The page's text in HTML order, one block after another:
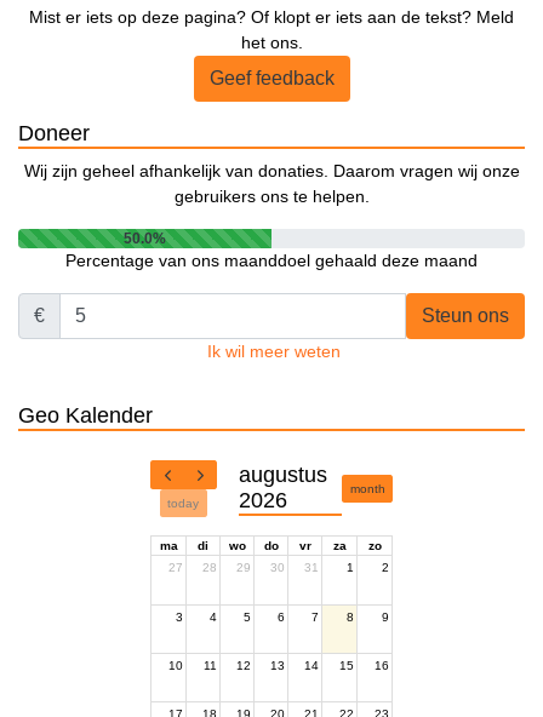
Mist er iets op deze pagina? Of klopt er iets aan de tekst? Meld
het ons.
Geef feedback
Doneer
Wij zijn geheel afhankelijk van donaties. Daarom vragen wij onze
gebruikers ons te helpen.
50.0%
Percentage van ons maanddoel gehaald deze maand
€ Steun ons
Ik wil meer weten
Geo Kalender
today
augustus
2026
month
ma di wo do vr za
zo
27
28 29 30 31 1 2
3 4 5 6 7 8 9
10 11 12 13 14 15 16
17 18 19 20 21 22 23